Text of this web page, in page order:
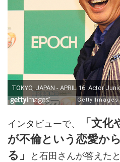
インタビューで、
「文
が不倫という恋愛か
る」
と石田さんが答えた